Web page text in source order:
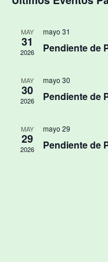
MAY
31
2026
mayo 31
Pendiente de
MAY
30
2026
mayo 30
Pendiente de
MAY
29
2026
mayo 29
Pendiente de